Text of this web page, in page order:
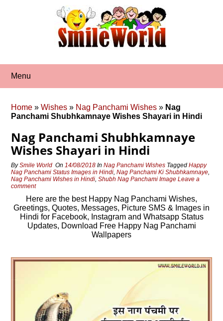
Menu
Home »Wishes » Nag Panchami Wishes » Nag
Panchami Shubhkamnaye Wishes Shayari in Hindi
Nag Panchami Shubhkamnaye
Wishes Shayari in Hindi
BySmile World On14/08/2018 InNag Panchami Wishes TaggedHappy
Nag Panchami Status Images in Hindi,Nag Panchami Ki Shubhkamnaye,
Nag Panchami Wishes in Hindi,Shubh Nag Panchami Image Leave a
comment
Here are the best Happy Nag Panchami Wishes,
Greetings, Quotes, Messages, Picture SMS & Images in
Hindi for Facebook, Instagram and Whatsapp Status
Updates, Download Free Happy Nag Panchami
Wallpapers